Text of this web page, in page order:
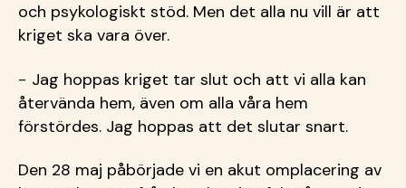
och psykologiskt stöd. Men det alla nu vill är att
kriget ska vara över.
− Jag hoppas kriget tar slut och att vi alla kan
återvända hem, även om alla våra hem
förstördes. Jag hoppas att det slutar snart.
Den 28 maj påbörjade vi en akut omplacering av